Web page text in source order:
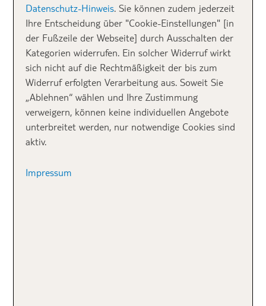
Datenschutz-Hinweis. Sie können zudem jederzeit
Ihre Entscheidung über "Cookie-Einstellungen" [in
der Fußzeile der Webseite] durch Ausschalten der
Kategorien widerrufen. Ein solcher Widerruf wirkt
sich nicht auf die Rechtmäßigkeit der bis zum
Widerruf erfolgten Verarbeitung aus. Soweit Sie
„Ablehnen“ wählen und Ihre Zustimmung
verweigern, können keine individuellen Angebote
unterbreitet werden, nur notwendige Cookies sind
aktiv.
Impressum